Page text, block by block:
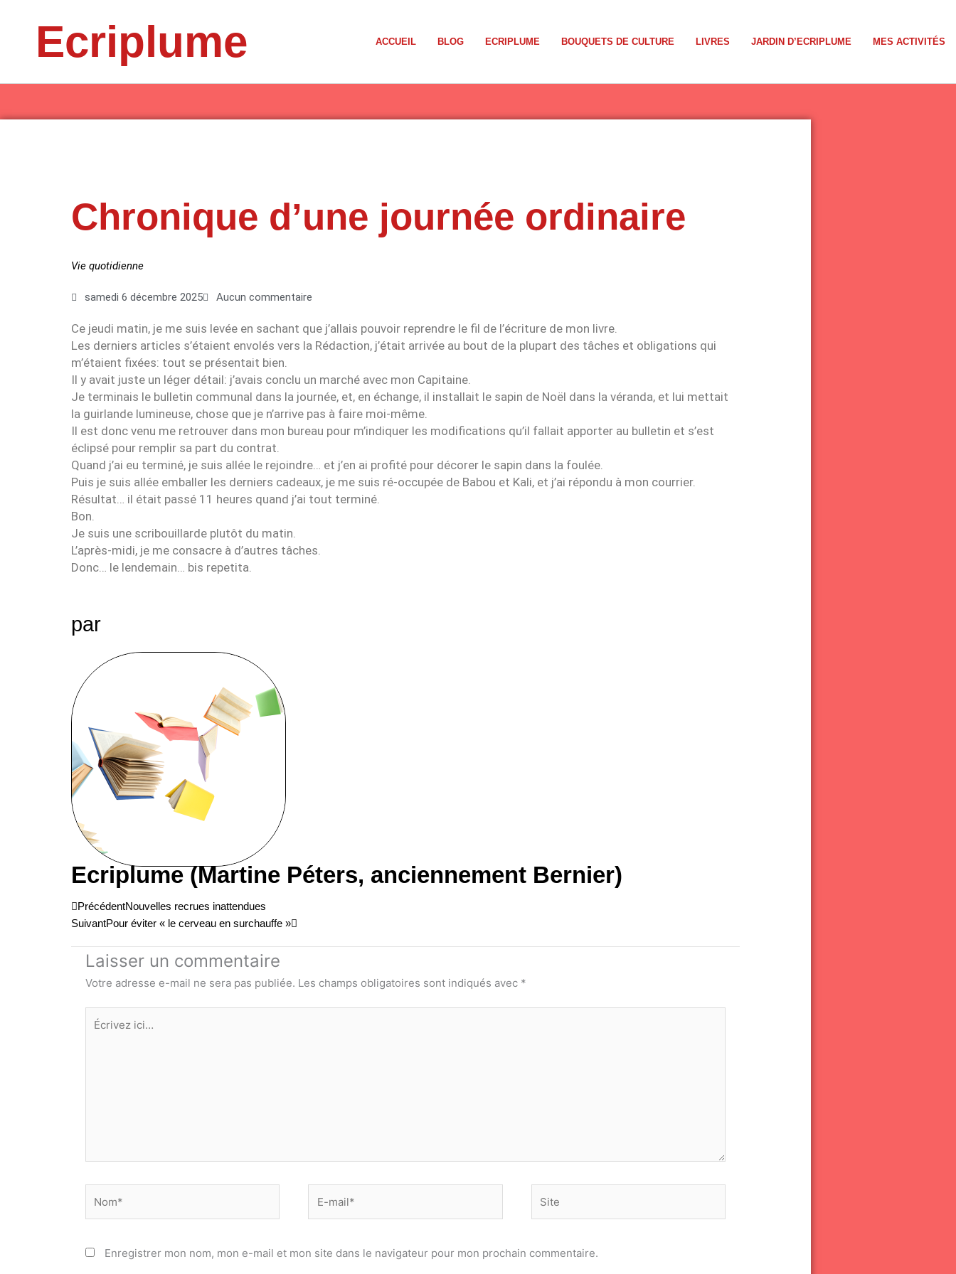
Ecriplume ACCUEIL BLOG ECRIPLUME BOUQUETS DE CULTURE LIVRES JARDIN D’ECRIPLUME MES ACTIVITÉS
Chronique d’une journée ordinaire
Vie quotidienne
samedi 6 décembre 2025 Aucun commentaire
Ce jeudi matin, je me suis levée en sachant que j’allais pouvoir reprendre le fil de l’écriture de mon livre.
Les derniers articles s’étaient envolés vers la Rédaction, j’était arrivée au bout de la plupart des tâches et obligations qui
m’étaient fixées: tout se présentait bien.
Il y avait juste un léger détail: j’avais conclu un marché avec mon Capitaine.
Je terminais le bulletin communal dans la journée, et, en échange, il installait le sapin de Noël dans la véranda, et lui mettait
la guirlande lumineuse, chose que je n’arrive pas à faire moi-même.
Il est donc venu me retrouver dans mon bureau pour m’indiquer les modifications qu’il fallait apporter au bulletin et s’est
éclipsé pour remplir sa part du contrat.
Quand j’ai eu terminé, je suis allée le rejoindre… et j’en ai profité pour décorer le sapin dans la foulée.
Puis je suis allée emballer les derniers cadeaux, je me suis ré-occupée de Babou et Kali, et j’ai répondu à mon courrier.
Résultat… il était passé 11 heures quand j’ai tout terminé.
Bon.
Je suis une scribouillarde plutôt du matin.
L’après-midi, je me consacre à d’autres tâches.
Donc… le lendemain… bis repetita.
par
Ecriplume (Martine Péters, anciennement Bernier)
Précédent
PrécédentNouvelles recrues inattendues
SuivantPour éviter « le cerveau en surchauffe »
Laisser un commentaire
Votre adresse e-mail ne sera pas publiée. Les champs obligatoires sont indiqués avec *
Écrivez
ici…
mail*
Enregistrer mon nom, mon e-mail et mon site dans le navigateur pour mon prochain commentaire.